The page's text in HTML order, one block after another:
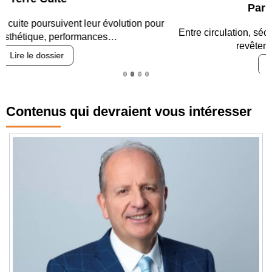
Entre circulation, sécurisation des accès, durabilité des
Contenus qui devraient vous intéresser